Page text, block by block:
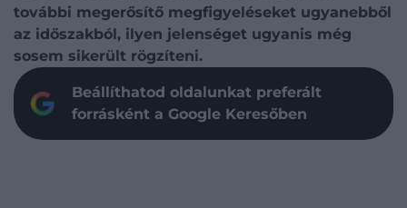
további megerősítő megfigyeléseket ugyanebből
az időszakból, ilyen jelenséget ugyanis még
sosem sikerült rögzíteni.
Beállíthatod oldalunkat preferált
forrásként a Google Keresőben